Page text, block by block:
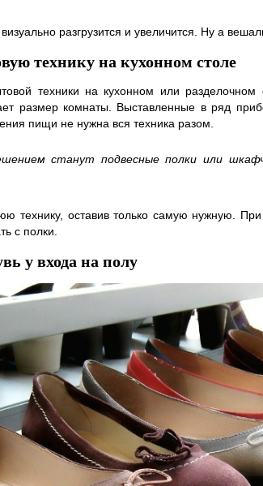
разгрузится и увеличится. Ну а
технику на кухонном столе
техники на кухонном или
размер комнаты. Выставленные в ряд
пищи не нужна вся техника разом.
станут подвесные полки или
технику, оставив только самую нужную.
с полки.
у входа на полу